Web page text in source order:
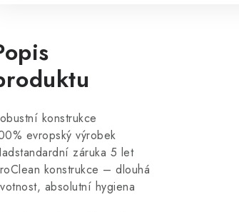
konstrukce
evropský výrobek
záruka 5 let
konstrukce – dlouhá
absolutní hygiena